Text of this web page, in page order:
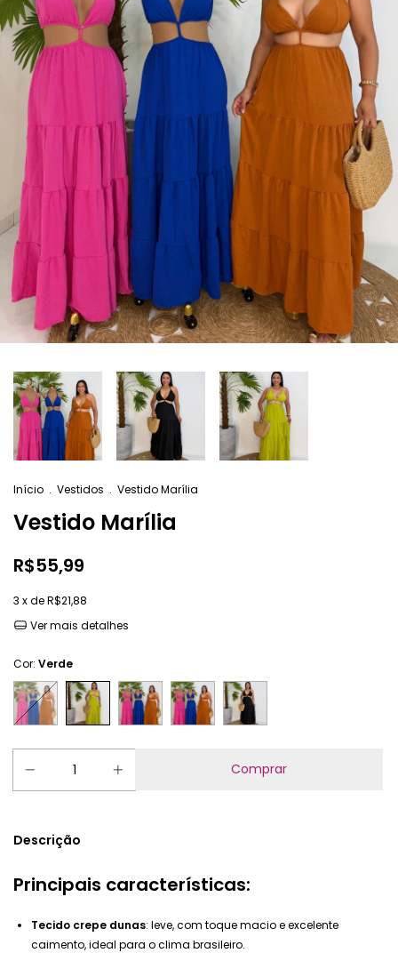
Início . Vestidos . Vestido Marília
Vestido Marília
R$55,99
3 x deR$21,88
Ver mais detalhes
Cor: Verde
Descrição
Principais características:
Tecido crepe dunas: leve, com toque macio e excelente
caimento, ideal para o clima brasileiro.